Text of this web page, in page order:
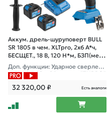
Аккум. дрель-шуруповерт BULL
SR 1805 в чем. XLTpro, 2х6 А*ч,
БЕСЩЕТ., 18 В, 120 Н*м, БЗП(мет.)
13 мм
Доп. функции: Ударное сверлени
е, "AntiKickback", режим "TURBO"
32 320,00₽ Есть аналоги